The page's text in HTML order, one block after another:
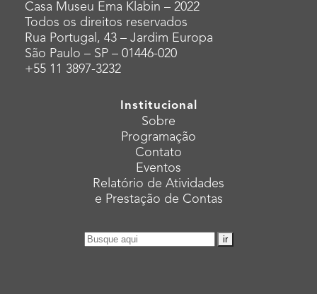
Casa Museu Ema Klabin – 2022
Todos os direitos reservados
Rua Portugal, 43 – Jardim Europa
São Paulo – SP – 01446-020
+55 11 3897-3232
Institucional
Sobre
Programação
Contato
Eventos
Relatório de Atividades
e Prestação de Contas
Pesquisar